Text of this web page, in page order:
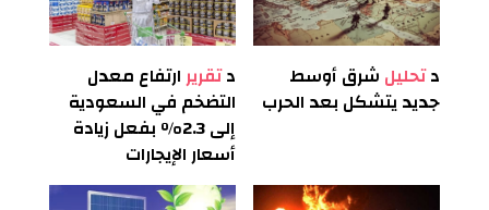
دتحليل شرق أوسط
جديد يتشكل بعد الحرب
دتقريرارتفاع معدل
التضخم في السعودية
إلى 2.3% بفعل زيادة
أسعار الإيجارات